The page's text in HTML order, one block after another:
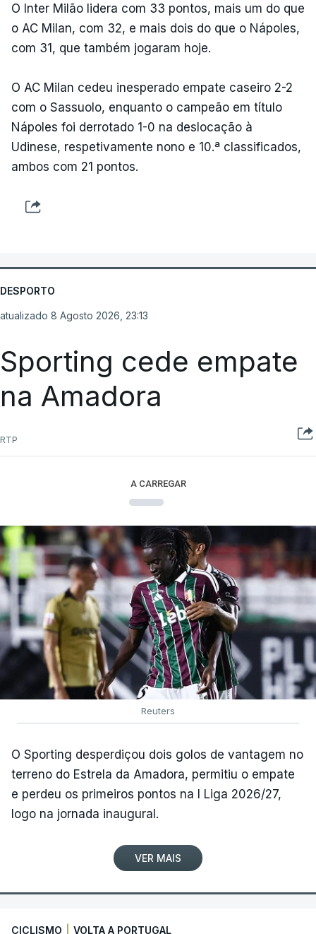
O Inter Milão lidera com 33 pontos, mais um do que
o AC Milan, com 32, e mais dois do que o Nápoles,
com 31, que também jogaram hoje.
O AC Milan cedeu inesperado empate caseiro 2-2
com o Sassuolo, enquanto o campeão em título
Nápoles foi derrotado 1-0 na deslocação à
Udinese, respetivamente nono e 10.ª classificados,
ambos com 21 pontos.
DESPORTO
atualizado 8 Agosto 2026, 23:13
Sporting cede empate
na Amadora
RTP
A CARREGAR
Reuters
O Sporting desperdiçou dois golos de vantagem no
terreno do Estrela da Amadora, permitiu o empate
e perdeu os primeiros pontos na I Liga 2026/27,
logo na jornada inaugural.
VER MAIS
CICLISMO VOLTA A PORTUGAL